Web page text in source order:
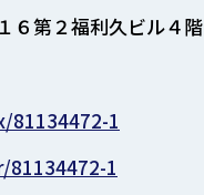
６第２福利久ビル４階
1
1